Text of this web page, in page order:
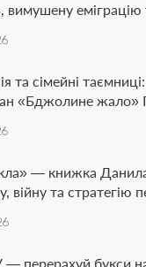
вимушену
та сімейні
«Бджолине
— книжка
війну та стратегію
перерахуй букси